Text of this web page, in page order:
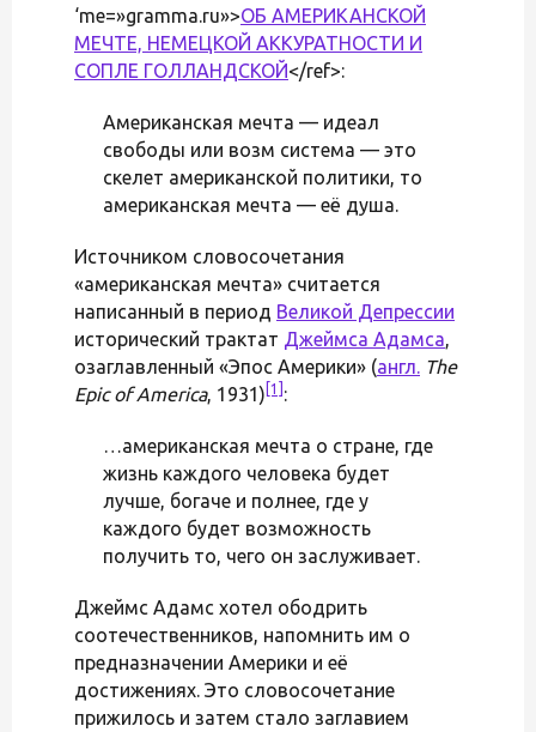
‘me=»gramma.ru»>ОБ АМЕРИКАНСКОЙ
МЕЧТЕ, НЕМЕЦКОЙ АККУРАТНОСТИ И
СОПЛЕ ГОЛЛАНДСКОЙ</ref>:
Американская мечта — идеал
свободы или возм система — это
скелет американской политики, то
американская мечта — её душа.
Источником словосочетания
«американская мечта» считается
написанный в период Великой Депрессии
исторический трактат Джеймса Адамса,
озаглавленный «Эпос Америки» (англ. The
Epic of America, 1931) [1] :
…американская мечта о стране, где
жизнь каждого человека будет
лучше, богаче и полнее, где у
каждого будет возможность
получить то, чего он заслуживает.
Джеймс Адамс хотел ободрить
соотечественников, напомнить им о
предназначении Америки и её
достижениях. Это словосочетание
прижилось и затем стало заглавием